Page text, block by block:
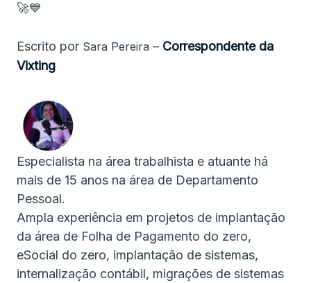
🚀💙
Escrito por Sara Pereira – Correspondente da
Vixting
Especialista na área trabalhista e atuante há
mais de 15 anos na área de Departamento
Pessoal.
Ampla experiência em projetos de implantação
da área de Folha de Pagamento do zero,
eSocial do zero, implantação de sistemas,
internalização contábil, migrações de sistemas